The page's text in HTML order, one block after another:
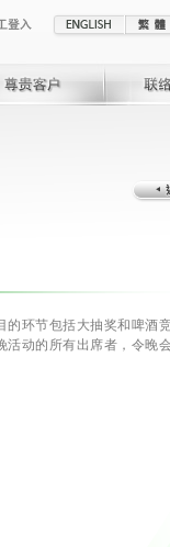
的环节包括大抽奖和啤酒
活动的所有出席者，令晚